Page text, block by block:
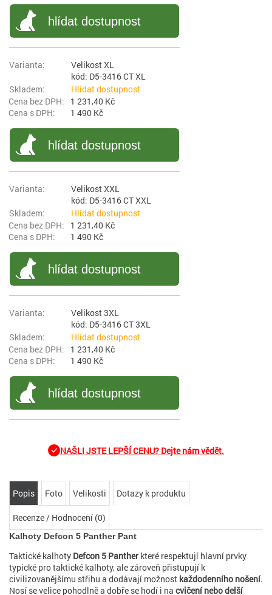
hlídat dostupnost
Velikost XL
kód: D5-3416 CT XL
Hlídat dostupnost
1 231,40 Kč
1 490 Kč
hlídat dostupnost
Velikost XXL
kód: D5-3416 CT XXL
Hlídat dostupnost
1 231,40 Kč
1 490 Kč
hlídat dostupnost
Velikost 3XL
kód: D5-3416 CT 3XL
Hlídat dostupnost
1 231,40 Kč
1 490 Kč
hlídat dostupnost
NAŠLI JSTE LEPŠÍ CENU? Dejte nám vědět.
Popis Foto Velikosti Dotazy k produktu
Recenze / Hodnocení (0)
Kalhoty Defcon 5 Panther Pant
Taktické kalhoty Defcon 5 Pantherkteré respektují hlavní prvky
typické pro taktické kalhoty, ale zároveň přistupují k
civilizovanějšímu střihu a dodávají možnost každodenního nošení.
Nosí se velice pohodlně a dobře se hodí i na cvičení nebo delší